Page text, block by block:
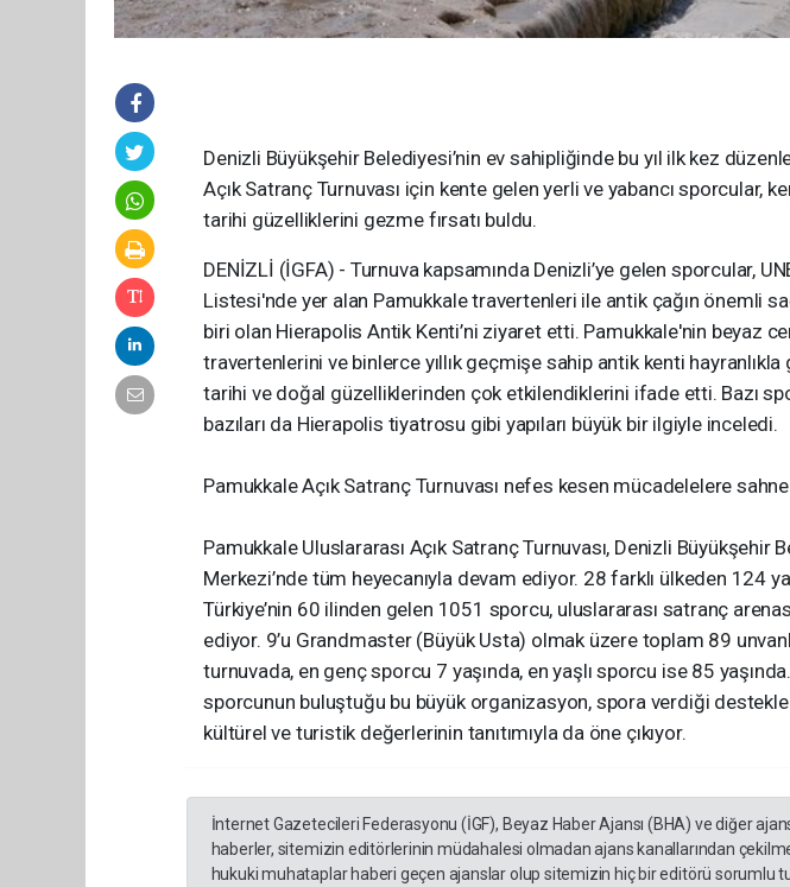
Denizli Büyükşehir Belediyesi’nin ev sahipliğinde bu yıl ilk kez
Açık Satranç Turnuvası için kente gelen yerli ve yabancı sporcular,
tarihi güzelliklerini gezme fırsatı buldu.
DENİZLİ (İGFA) - Turnuva kapsamında Denizli’ye gelen sporcular,
Listesi'nde yer alan Pamukkale travertenleri ile antik çağın önemli
biri olan Hierapolis Antik Kenti’ni ziyaret etti. Pamukkale'nin beyaz
travertenlerini ve binlerce yıllık geçmişe sahip antik kenti
tarihi ve doğal güzelliklerinden çok etkilendiklerini ifade etti. Bazı
bazıları da Hierapolis tiyatrosu gibi yapıları büyük bir ilgiyle inceledi.
Pamukkale Açık Satranç Turnuvası nefes kesen mücadelelere
Pamukkale Uluslararası Açık Satranç Turnuvası, Denizli Büyükşehir
Merkezi’nde tüm heyecanıyla devam ediyor. 28 farklı ülkeden 124
Türkiye’nin 60 ilinden gelen 1051 sporcu, uluslararası satranç
ediyor. 9’u Grandmaster (Büyük Usta) olmak üzere toplam 89
turnuvada, en genç sporcu 7 yaşında, en yaşlı sporcu ise 85
sporcunun buluştuğu bu büyük organizasyon, spora verdiği
kültürel ve turistik değerlerinin tanıtımıyla da öne çıkıyor.
İnternet Gazetecileri Federasyonu (İGF), Beyaz Haber Ajansı (BHA) ve diğer
haberler, sitemizin editörlerinin müdahalesi olmadan ajans kanallarından
hukuki muhataplar haberi geçen ajanslar olup sitemizin hiç bir editörü sorumlu